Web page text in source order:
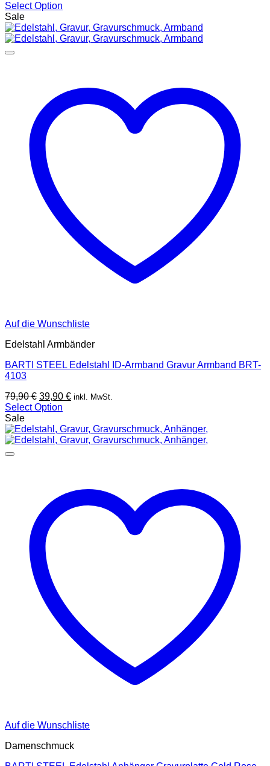
Preis
99,90 €49,90 €.
Select Option
Sale
Auf die Wunschliste
Edelstahl Armbänder
BARTI STEEL Edelstahl ID-Armband Gravur Armband BRT-
4103
79,90€ Ursprünglicher
Preis
79,90 €
39,90 €Aktueller
39,90 €.
inkl. MwSt.
Select Option
Sale
Auf die Wunschliste
Damenschmuck